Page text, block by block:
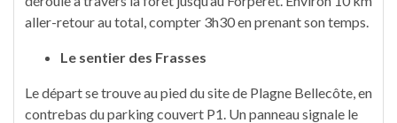
aller-retour au total, compter 3h30 en prenant son temps.
Le sentier des Frasses
Le départ se trouve au pied du site de Plagne Bellecôte, en
contrebas du parking couvert P1. Un panneau signale le